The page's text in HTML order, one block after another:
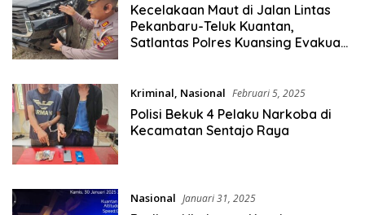
Kecelakaan Maut di Jalan Lintas
Pekanbaru-Teluk Kuantan,
Satlantas Polres Kuansing Evakuasi
Kriminal, Nasional Februari 5, 2025
Polisi Bekuk 4 Pelaku Narkoba di
Kecamatan Sentajo Raya
Nasional Januari 31, 2025